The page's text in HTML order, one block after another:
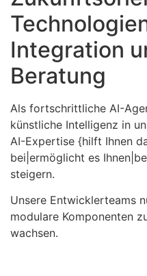
Integration
Beratung
Als fortschrittliche AI-
künstliche Intelligenz in
AI-Expertise {hilft Ihnen
bei|ermöglicht es
steigern.
Unsere Entwicklerteams
modulare Komponenten
wachsen.